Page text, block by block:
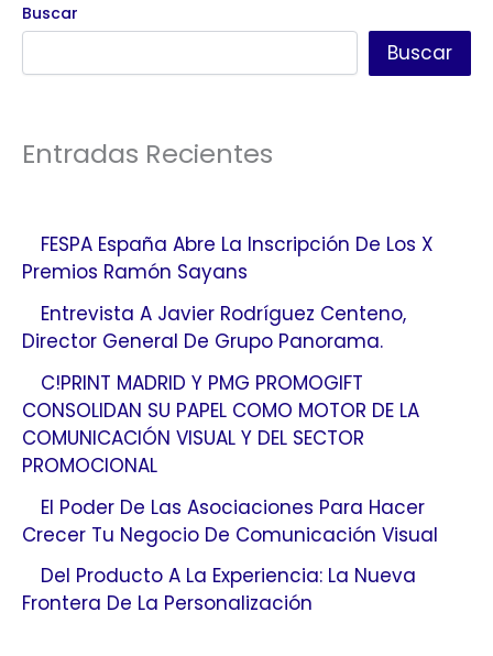
Buscar
Buscar
Entradas Recientes
FESPA España Abre La Inscripción De Los X
Premios Ramón Sayans
Entrevista A Javier Rodríguez Centeno,
Director General De Grupo Panorama.
C!PRINT MADRID Y PMG PROMOGIFT
CONSOLIDAN SU PAPEL COMO MOTOR DE LA
COMUNICACIÓN VISUAL Y DEL SECTOR
PROMOCIONAL
El Poder De Las Asociaciones Para Hacer
Crecer Tu Negocio De Comunicación Visual
Del Producto A La Experiencia: La Nueva
Frontera De La Personalización